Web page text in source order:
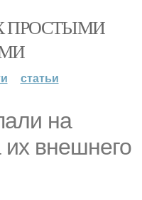
ПРОСТЫМИ
статьи
на
их внешнего